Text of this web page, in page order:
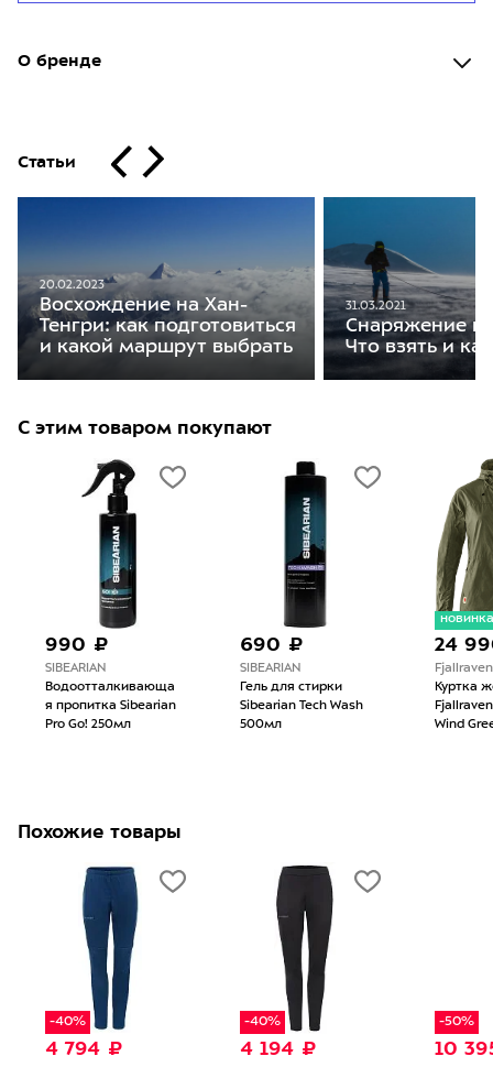
О бренде
Статьи
20.02.2023
Восхождение на Хан-
Тенгри: как подготовиться
и какой маршрут выбрать
31.03.2021
Снаряжение
Что взять и
С этим товаром покупают
990 ₽
SIBEARIAN
Водоотталкивающа
я пропитка Sibearian
Pro Go! 250мл
690 ₽
SIBEARIAN
Гель для стирки
Sibearian Tech Wash
500мл
новинка
24
Fjallraven
Куртка
Wind
Похожие товары
-40%
4 794 ₽
-40%
4 194 ₽
-50%
10